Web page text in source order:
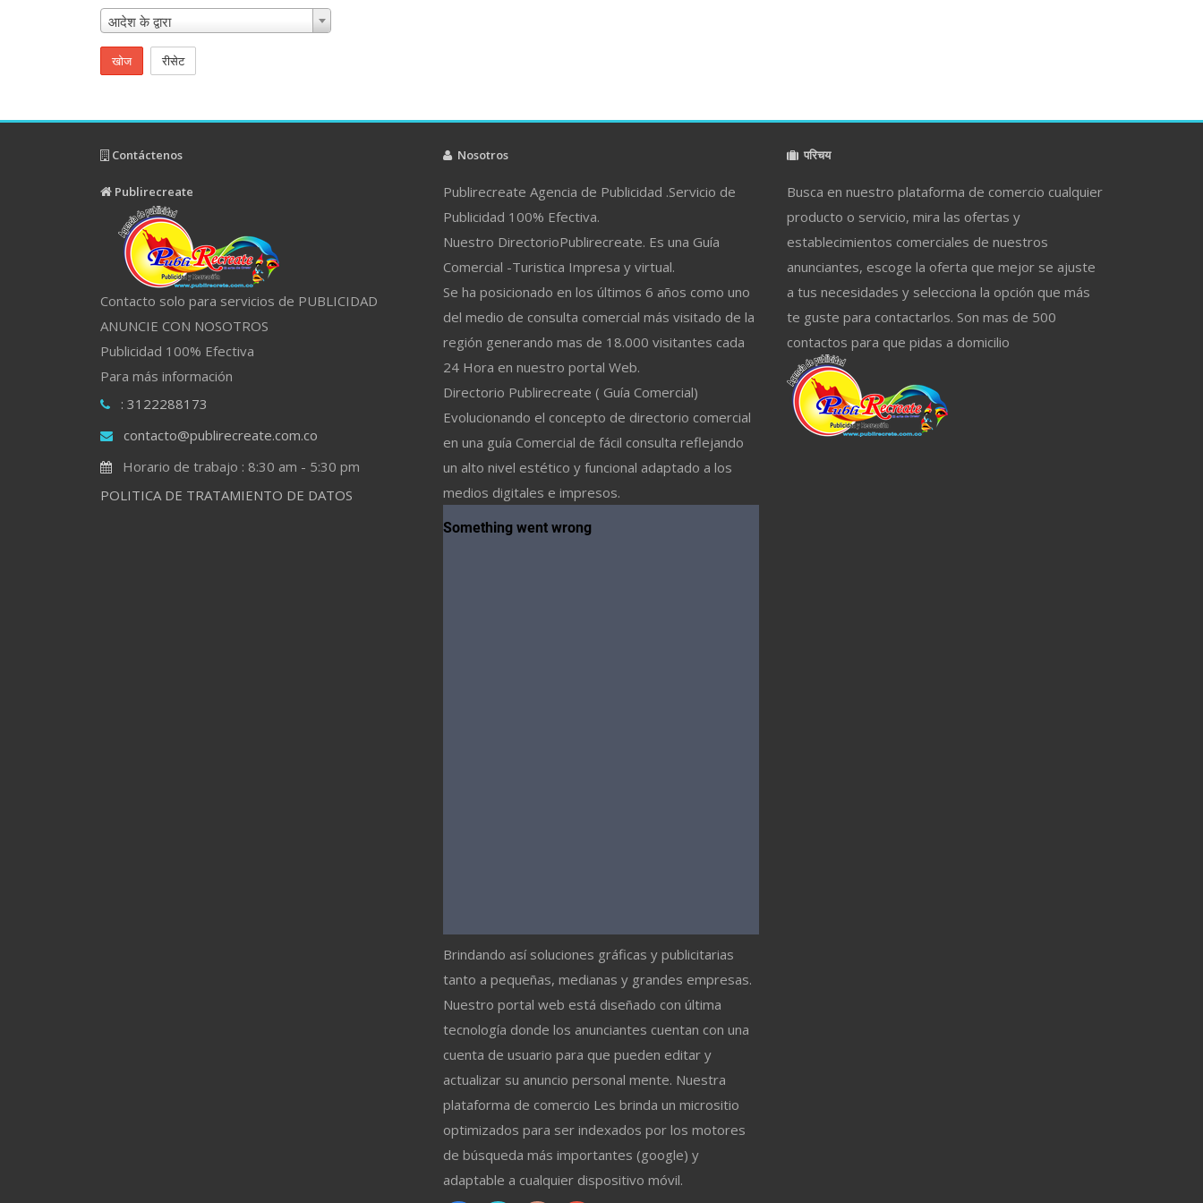
आदेश के द्वारा
खोज रीसेट
Contáctenos
Publirecreate
Contacto solo para servicios de PUBLICIDAD
ANUNCIE CON NOSOTROS
Publicidad 100% Efectiva
Para más información
: 3122288173
contacto@publirecreate.com.co
Horario de trabajo : 8:30 am - 5:30 pm
POLITICA DE TRATAMIENTO DE DATOS
Nosotros
Publirecreate Agencia de Publicidad .Servicio de
Publicidad 100% Efectiva.
Nuestro DirectorioPublirecreate. Es una Guía
Comercial -Turistica Impresa y virtual.
Se ha posicionado en los últimos 6 años como uno
del medio de consulta comercial más visitado de la
región generando mas de 18.000 visitantes cada
24 Hora en nuestro portal Web.
Directorio Publirecreate ( Guía Comercial)
Evolucionando el concepto de directorio comercial
en una guía Comercial de fácil consulta reflejando
un alto nivel estético y funcional adaptado a los
medios digitales e impresos.
Brindando así soluciones gráficas y publicitarias
tanto a pequeñas, medianas y grandes empresas.
Nuestro portal web está diseñado con última
tecnología donde los anunciantes cuentan con una
cuenta de usuario para que pueden editar y
actualizar su anuncio personal mente. Nuestra
plataforma de comercio Les brinda un micrositio
optimizados para ser indexados por los motores
de búsqueda más importantes (google) y
adaptable a cualquier dispositivo móvil.
परिचय
Busca en nuestro plataforma de comercio cualquier
producto o servicio, mira las ofertas y
establecimientos comerciales de nuestros
anunciantes, escoge la oferta que mejor se ajuste
a tus necesidades y selecciona la opción que más
te guste para contactarlos. Son mas de 500
contactos para que pidas a domicilio